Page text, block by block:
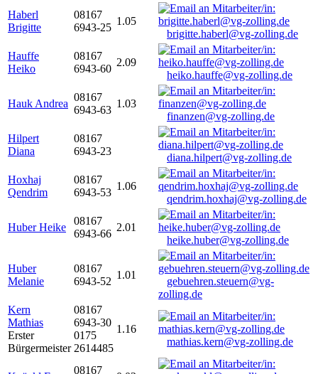
Haberl
Brigitte
08167
6943-25
1.05
brigitte.haberl@vg-zolling.de
Hauffe
Heiko
08167
6943-60
2.09
heiko.hauffe@vg-zolling.de
Hauk Andrea
08167
6943-63
1.03
finanzen@vg-zolling.de
Hilpert
Diana
08167
6943-23
diana.hilpert@vg-zolling.de
Hoxhaj
Qendrim
08167
6943-53
1.06
qendrim.hoxhaj@vg-zolling.de
Huber Heike
08167
6943-66
2.01
heike.huber@vg-zolling.de
Huber
Melanie
08167
6943-52
1.01
gebuehren.steuern@vg-
zolling.de
Kern
Mathias
Erster
Bürgermeister
08167
6943-30
0175
2614485
1.16
mathias.kern@vg-zolling.de
08167